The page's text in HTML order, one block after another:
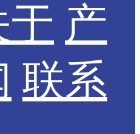
于 产
联系